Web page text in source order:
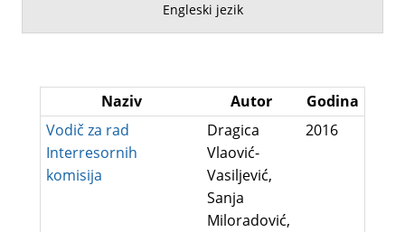
Engleski jezik
Naziv Autor
Godina
Vodič za rad
Interresornih
komisija
Dragica
Vlaović-
Vasiljević,
Sanja
Miloradović,
2016